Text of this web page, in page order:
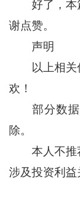
好了，本篇
谢点赞。
声明
以上相关信
欢！
部分数据
除。
本人不推荐
涉及投资利益